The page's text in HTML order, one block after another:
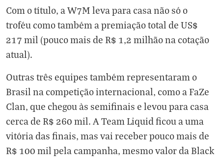
Com o título, a W7M leva para casa não só o
troféu como também a premiação total de US$
217 mil (pouco mais de R$ 1,2 milhão na cotação
atual).
Outras três equipes também representaram o
Brasil na competição internacional, como a FaZe
Clan, que chegou às semifinais e levou para casa
cerca de R$ 260 mil. A Team Liquid ficou a uma
vitória das finais, mas vai receber pouco mais de
R$ 100 mil pela campanha, mesmo valor da Black